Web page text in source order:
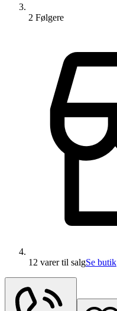
2 Følgere
12 varertil salgSe butik